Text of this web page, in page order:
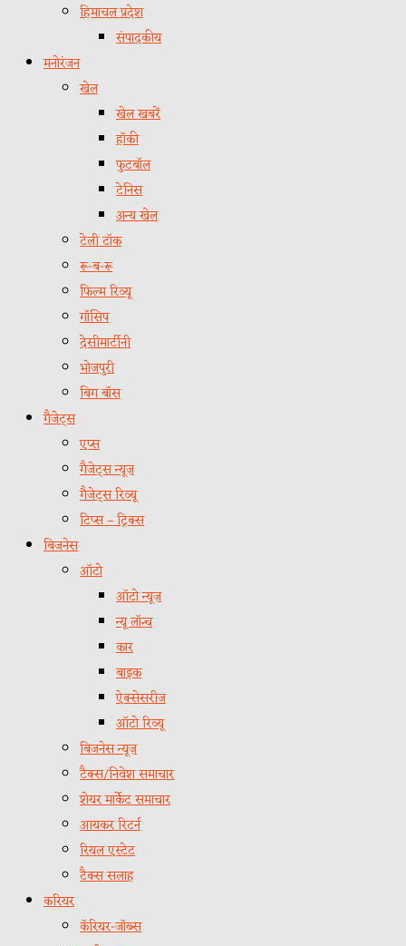
हिमाचल प्रदेश
संपादकीय
मनोरंजन
खेल
खेल खबरें
हॉकी
फुटबॉल
टेनिस
अन्य खेल
टेली टॉक
रू-ब-रू
फिल्म रिव्यू
गॉसिप
देसीमार्टीनी
भोजपुरी
बिग बॉस
गैजेट्स
एप्स
गैजेट्स न्यूज़
गैजेट्स रिव्यू
टिप्स – ट्रिक्स
बिजनेस
ऑटो
ऑटो न्यूज़
न्यू लॉन्च
कार
बाइक
ऐक्सेसरीज
ऑटो रिव्यू
बिजनेस न्यूज़
टैक्स/निवेश समाचार
शेयर मार्केट समाचार
आयकर रिटर्न
रियल एस्टेट
टैक्स सलाह
करियर
कॅरियर-जॉब्स